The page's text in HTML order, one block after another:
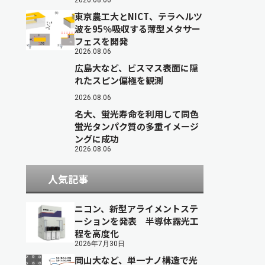
東京農工大とNICT、テラヘルツ
波を95％吸収する薄型メタサー
フェスを開発
2026.08.06
広島大など、ビスマス表面に隠
れたスピン偏極を観測
2026.08.06
名大、蛍光寿命を利用して同色
蛍光タンパク質の多重イメージ
ングに成功
2026.08.06
人気記事
ニコン、新型アライメントステ
ーションを発表 半導体露光工
程を高度化
2026年7月30日
岡山大など、単一ナノ構造で光